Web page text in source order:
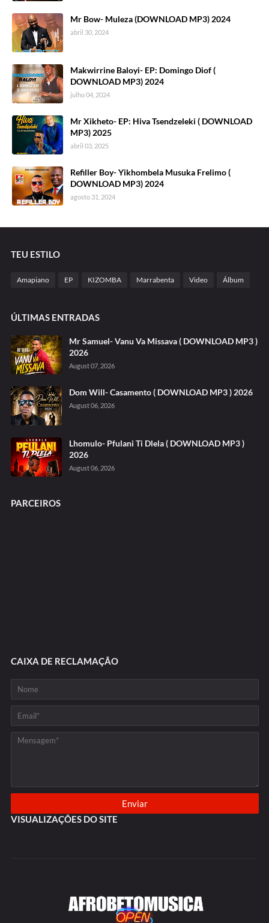
Mr Bow- Muleza (DOWNLOAD MP3) 2024
abril 30, 2024
Makwirrine Baloyi- EP: Domingo Diof (
DOWNLOAD MP3) 2024
julho 04, 2024
Mr Xikheto- EP: Hiva Tsendzeleki ( DOWNLOAD
MP3) 2025
abril 03, 2025
Refiller Boy- Yikhombela Musuka Frelimo (
DOWNLOAD MP3) 2024
agosto 31, 2024
TEU ESTILO
Amapiano EP KIZOMBA Marrabenta Video Álbum
ÚLTIMAS ENTRADAS
Mr Samuel- Vanu Va Missava ( DOWNLOAD MP3 )
2026
August 07, 2026
Dom Will- Casamento ( DOWNLOAD MP3 ) 2026
August 06, 2026
Lhomulo- Pfulani Ti Dlela ( DOWNLOAD MP3 )
2026
August 06, 2026
PARCEIROS
CAIXA DE RECLAMAÇÃO
VISUALIZAÇÕES DO SITE